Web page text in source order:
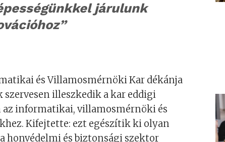
járulunk
és Villamosmérnöki Kar dékánja
illeszkedik a kar eddigi
az informatikai, villamosmérnöki és
Kifejtette: ezt egészítik ki olyan
honvédelmi és biztonsági szektor